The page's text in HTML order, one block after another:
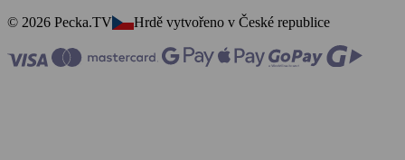
© 2026 Pecka.TV
Hrdě vytvořeno v České republice